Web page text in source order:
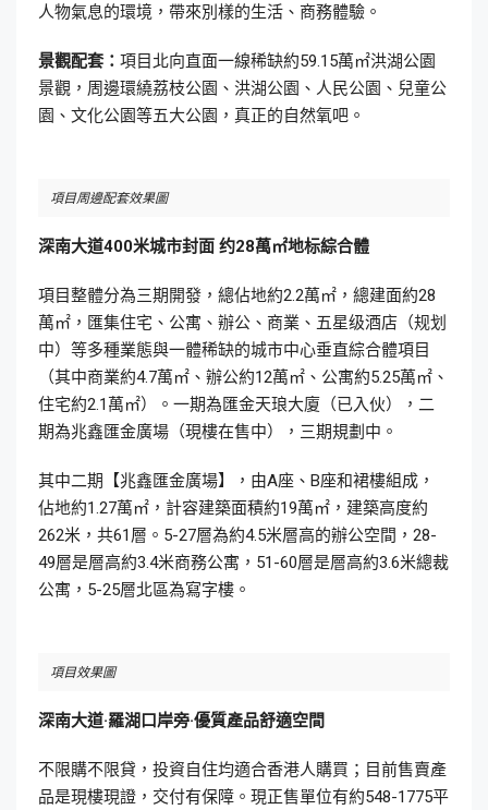
人物氣息的環境，帶來別樣的生活、商務體驗。
景觀配套： 項目北向直面一線稀缺約59.15萬㎡洪湖公園
景觀，周邊環繞荔枝公園、洪湖公園、人民公園、兒童公
園、文化公園等五大公園，真正的自然氧吧。
項目周邊配套效果圖
深南大道400米城市封面 约28萬㎡地标綜合體
項目整體分為三期開發，總佔地約2.2萬㎡，總建面約28
萬㎡，匯集住宅、公寓、辦公、商業、五星级酒店（规划
中）等多種業態與一體稀缺的城市中心垂直綜合體項目
（其中商業約4.7萬㎡、辦公約12萬㎡、公寓約5.25萬㎡、
住宅約2.1萬㎡）。一期為匯金天琅大廈（已入伙），二
期為兆鑫匯金廣場（現樓在售中），三期規劃中。
其中二期【兆鑫匯金廣場】，由A座、B座和裙樓組成，
佔地約1.27萬㎡，計容建築面積約19萬㎡，建築高度約
262米，共61層。5-27層為約4.5米層高的辦公空間，28-
49層是層高約3.4米商務公寓，51-60層是層高約3.6米總裁
公寓，5-25層北區為寫字樓。
項目效果圖
深南大道·羅湖口岸旁·優質產品舒適空間
不限購不限貸，投資自住均適合香港人購買；目前售賣產
品是現樓現證，交付有保障。現正售單位有約548-1775平